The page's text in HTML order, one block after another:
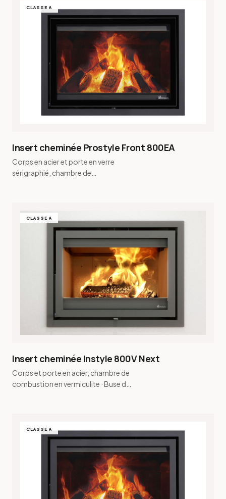
CLASSE A
Insert cheminée Prostyle Front 800EA
Corps en acier et porte en verre
sérigraphié, chambre de
CLASSE A
Insert cheminée Instyle 800V Next
Corps et porte en acier, chambre de
combustion en vermiculite · Buse de
CLASSE A